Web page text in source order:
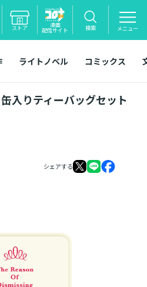
ストア 漫画
配信サイト 検索 メニュー
ライトノベル コミックス
入りティーバッグセット
シェアする